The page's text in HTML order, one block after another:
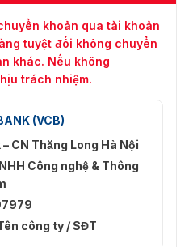
khảm có thể cấu hình
tự động/Thủ công
khoản qua tài khoản
tuyệt đối không chuyển
khác. Nếu không
trách nhiệm.
(VCB)
CN Thăng Long Hà Nội
Công nghệ & Thông
công ty / SĐT